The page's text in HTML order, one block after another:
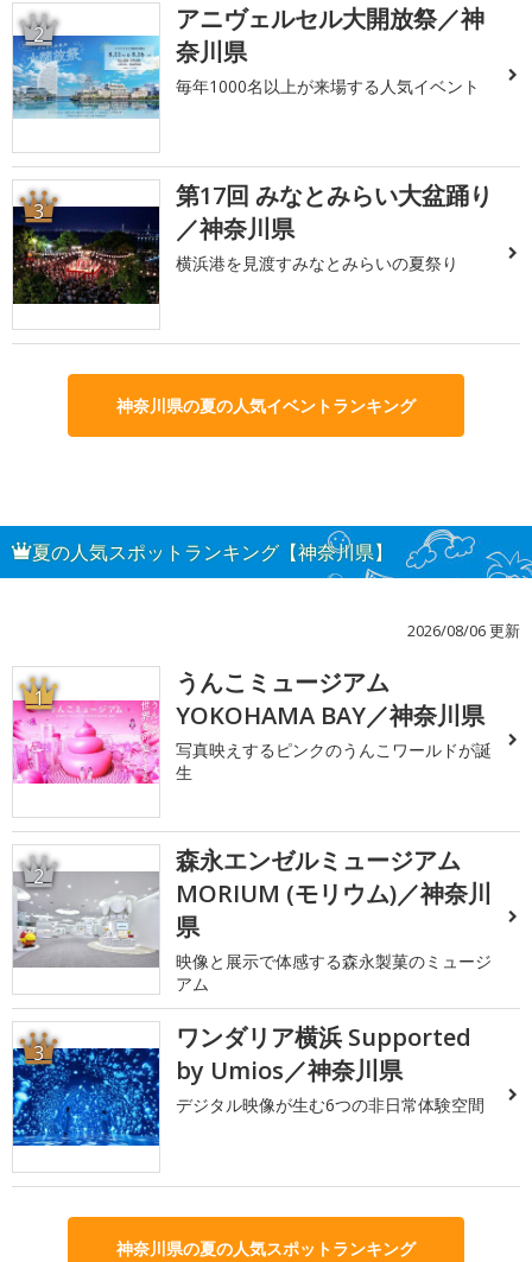
2
アニヴェルセル大開放祭／神
奈川県
毎年1000名以上が来場する人気イベント
3
第17回 みなとみらい大盆踊り
／神奈川県
横浜港を見渡すみなとみらいの夏祭り
神奈川県の夏の人気イベントランキング
夏の人気スポットランキング【神奈川県】
2026/08/06 更新
1
うんこミュージアム
YOKOHAMA BAY／神奈川県
写真映えするピンクのうんこワールドが誕
生
2
森永エンゼルミュージアム
MORIUM (モリウム)／神奈川
県
映像と展示で体感する森永製菓のミュージ
アム
3
ワンダリア横浜 Supported
by Umios／神奈川県
デジタル映像が生む6つの非日常体験空間
神奈川県の夏の人気スポットランキング